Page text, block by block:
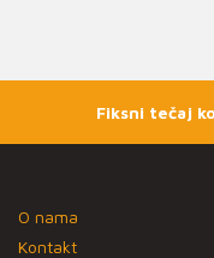
Fiksni tečaj
O nama
Kontakt